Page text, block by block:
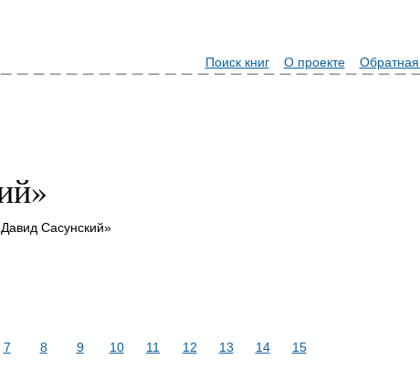
Поиск книг О проекте Обратная
Сасунский»
7 8 9 10 11 12 13 14 15